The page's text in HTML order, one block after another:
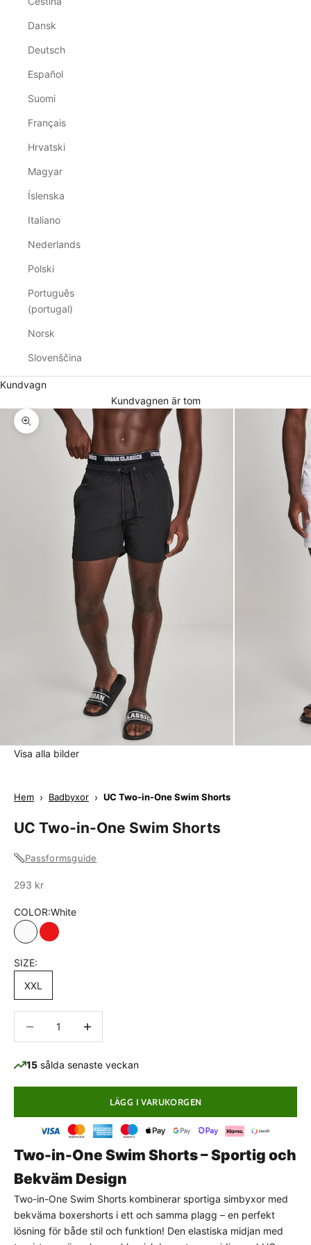
Dansk
Deutsch
Español
Suomi
Français
Hrvatski
Magyar
Íslenska
Italiano
Nederlands
Polski
Português
(portugal)
Norsk
Slovenščina
Kundvagn
Kundvagnen är tom
Zooma
Visa alla bilder
Hem › Badbyxor › UC Two-in-One Swim Shorts
UC Two-in-One Swim Shorts
Passformsguide
PASSFORMSGUIDE
Normal passform
Sale
293 kr
COLOR:White
WhiteRed
SIZE:
XXL
15 sålda senaste veckan
LÄGG I VARUKORGEN
Two-in-One Swim Shorts – Sportig och
Bekväm Design
Two-in-One Swim Shorts kombinerar sportiga simbyxor med
bekväma boxershorts i ett och samma plagg – en perfekt
lösning för både stil och funktion! Den elastiska midjan med